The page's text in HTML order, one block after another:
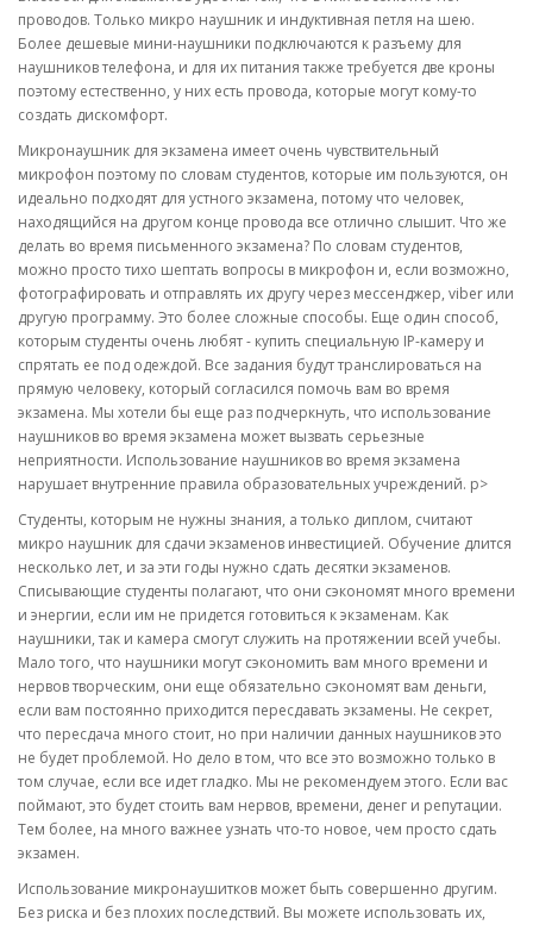
проводов. Только микро наушник и индуктивная петля на шею.
Более дешевые мини-наушники подключаются к разъему для
наушников телефона, и для их питания также требуется две кроны
поэтому естественно, у них есть провода, которые могут кому-то
создать дискомфорт.
Микронаушник для экзамена имеет очень чувствительный
микрофон поэтому по словам студентов, которые им пользуются, он
идеально подходят для устного экзамена, потому что человек,
находящийся на другом конце провода все отлично слышит. Что же
делать во время письменного экзамена? По словам студентов,
можно просто тихо шептать вопросы в микрофон и, если возможно,
фотографировать и отправлять их другу через мессенджер, viber или
другую программу. Это более сложные способы. Еще один способ,
которым студенты очень любят - купить специальную IP-камеру и
спрятать ее под одеждой. Все задания будут транслироваться на
прямую человеку, который согласился помочь вам во время
экзамена. Мы хотели бы еще раз подчеркнуть, что использование
наушников во время экзамена может вызвать серьезные
неприятности. Использование наушников во время экзамена
нарушает внутренние правила образовательных учреждений. p>
Студенты, которым не нужны знания, а только диплом, считают
микро наушник для сдачи экзаменов инвестицией. Обучение длится
несколько лет, и за эти годы нужно сдать десятки экзаменов.
Списывающие студенты полагают, что они сэкономят много времени
и энергии, если им не придется готовиться к экзаменам. Как
наушники, так и камера смогут служить на протяжении всей учебы.
Мало того, что наушники могут сэкономить вам много времени и
нервов творческим, они еще обязательно сэкономят вам деньги,
если вам постоянно приходится пересдавать экзамены. Не секрет,
что пересдача много стоит, но при наличии данных наушников это
не будет проблемой. Но дело в том, что все это возможно только в
том случае, если все идет гладко. Мы не рекомендуем этого. Если вас
поймают, это будет стоить вам нервов, времени, денег и репутации.
Тем более, на много важнее узнать что-то новое, чем просто сдать
экзамен.
Использование микронаушитков может быть совершенно другим.
Без риска и без плохих последствий. Вы можете использовать их,